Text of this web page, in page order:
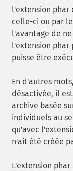
l'extension phar
celle-ci ou par le
l'avantage de
l'extension phar
puisse être
En d'autres
désactivée, il
archive basée
individuels au
qu'avec
n'ait été créée
L'extension